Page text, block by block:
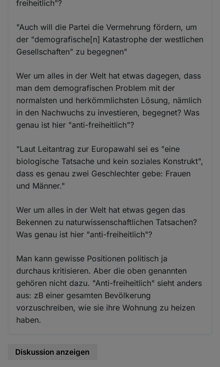
freiheitlich"?
"Auch will die Partei die Vermehrung fördern, um
der "demografische[n] Katastrophe der westlichen
Gesellschaften" zu begegnen"
Wer um alles in der Welt hat etwas dagegen, dass
man dem demografischen Problem mit der
normalsten und herkömmlichsten Lösung, nämlich
in den Nachwuchs zu investieren, begegnet? Was
genau ist hier "anti-freiheitlich"?
"Laut Leitantrag zur Europawahl sei es "eine
biologische Tatsache und kein soziales Konstrukt",
dass es genau zwei Geschlechter gebe: Frauen
und Männer."
Wer um alles in der Welt hat etwas gegen das
Bekennen zu naturwissenschaftlichen Tatsachen?
Was genau ist hier "anti-freiheitlich"?
Man kann gewisse Positionen politisch ja
durchaus kritisieren. Aber die oben genannten
gehören nicht dazu. "Anti-freiheitlich" sieht anders
aus: zB einer gesamten Bevölkerung
vorzuschreiben, wie sie ihre Wohnung zu heizen
haben.
Diskussion anzeigen